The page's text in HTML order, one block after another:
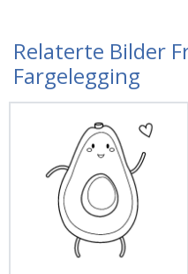
Relaterte Bilder
Fargelegging